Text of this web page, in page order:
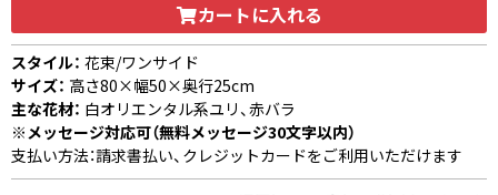
カートに入れる
スタイル： 花束/ワンサイド
サイズ： 高さ80×幅50×奥行25cm
主な花材： 白オリエンタル系ユリ、赤バラ
※メッセージ対応可（無料メッセージ30文字以内）
支払い方法：請求書払い、クレジットカードをご利用いただけます